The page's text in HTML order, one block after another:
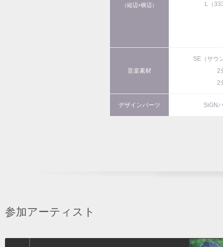
（縦辺+横辺）
L（
音楽素材
SE（サウ
2
2
デザインパーツ SiGN
参加アーティスト